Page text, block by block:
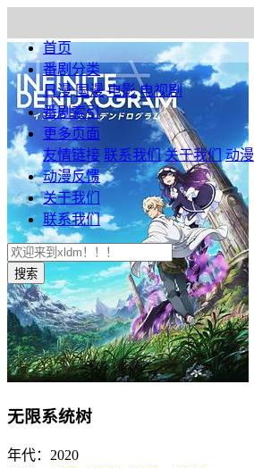
首页
番剧分类
日漫 国漫 电影 电视剧
番剧索引
更多页面
友情链接 联系我们 关于我们 动
动漫反馈
关于我们
联系我们
搜索
新
无限系统树
年代：2020